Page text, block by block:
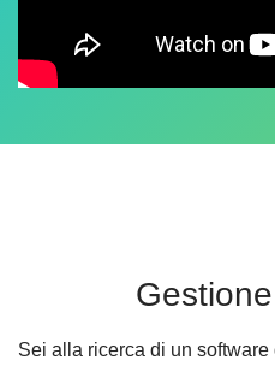
Sei alla ricerca di un